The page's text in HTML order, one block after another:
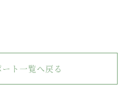
ト一覧へ戻る